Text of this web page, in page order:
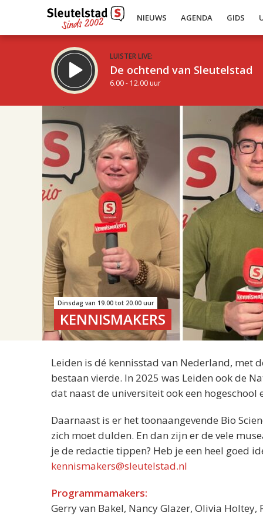
NIEUWS AGENDA GIDS
LUISTER LIVE:
De ochtend van Sleutelstad
6.00 - 12.00 uur
19.00
Inklappen
Dinsdag van 19.00 tot 20.00 uur
KENNISMAKERS
Leiden is dé kennisstad van Nederland, met
bestaan vierde. In 2025 was Leiden ook de
dat naast de universiteit ook een
Daarnaast is er het toonaangevende Bio
zich moet dulden. En dan zijn er de vele
je de redactie tippen? Heb je een heel goed
kennismakers@sleutelstad.nl
Programmamakers:
Gerry van Bakel, Nancy Glazer, Olivia Holtey,